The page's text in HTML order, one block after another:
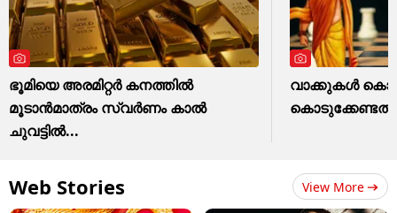
ഭൂമിയെ അരമിറ്റർ കനത്തിൽ
മൂടാൻമാത്രം സ്വർണം കാൽ
ചുവട്ടിൽ...
വാക്കുകൾ
കൊടുക്കേണ്ടത്
Web Stories View More